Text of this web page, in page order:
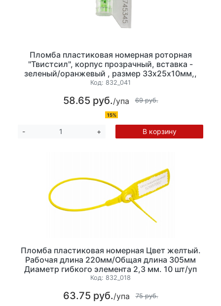
Пломба пластиковая номерная роторная
"Твистсил", корпус прозрачный, вставка -
зеленый/оранжевый , размер 33х25х10мм,,
применяется с проволокой, акрил, материал
Код: 832_041
58.65 руб./упа 69 руб.
15%
- + В корзину
Пломба пластиковая номерная Цвет желтый.
Рабочая длина 220мм/Общая длина 305мм
Диаметр гибкого элемента 2,3 мм. 10 шт/уп
Код: 832_018
63.75 руб./упа 75 руб.